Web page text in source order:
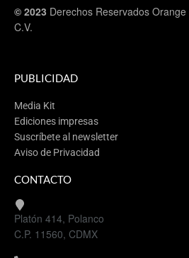
© 2023 Derechos Reservados
C.V.
PUBLICIDAD
Media Kit
Ediciones impresas
Suscríbete al newsletter
Aviso de Privacidad
CONTACTO
Platón 414, Polanco
C.P. 11560, CDMX